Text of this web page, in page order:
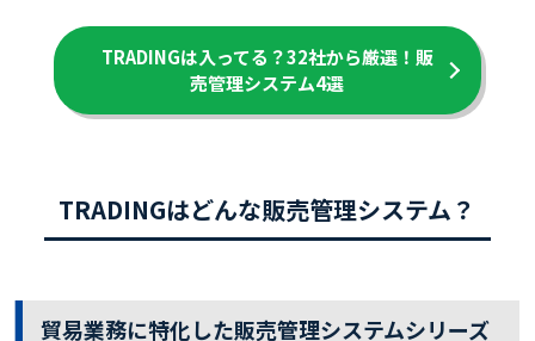
TRADINGは入ってる？32社から厳選！販
売管理システム4選
TRADINGはどんな販売管理システム？
貿易業務に特化した販売管理システムシリーズ